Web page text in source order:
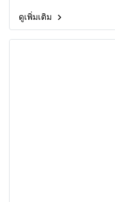
ดูเพิ่มเติม